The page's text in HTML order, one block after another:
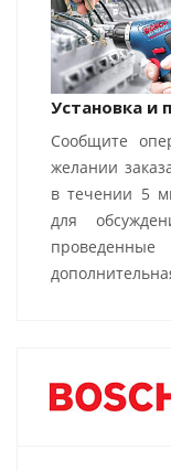
Установка и
Сообщите
желании
в течении 5
для